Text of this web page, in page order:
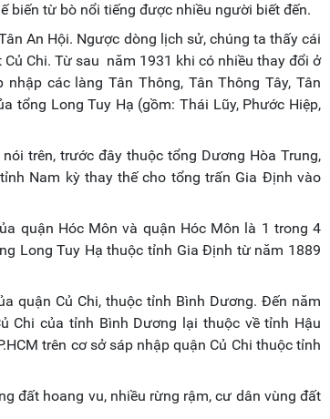
biến từ bò nổi tiếng được nhiều người biết đến.
An Hội. Ngược dòng lịch sử, chúng ta thấy cái
Chi. Từ sau năm 1931 khi có nhiều thay đổi ở
các làng Tân Thông, Tân Thông Tây, Tân
tổng Long Tuy Hạ (gồm: Thái Lũy, Phước Hiệp,
trên, trước đây thuộc tổng Dương Hòa Trung,
Nam kỳ thay thế cho tổng trấn Gia Định vào
quận Hóc Môn và quận Hóc Môn là 1 trong 4
Long Tuy Hạ thuộc tỉnh Gia Định từ năm 1889
quận Củ Chi, thuộc tỉnh Bình Dương. Đến năm
Chi của tỉnh Bình Dương lại thuộc về tỉnh Hậu
trên cơ sở sáp nhập quận Củ Chi thuộc tỉnh
đất hoang vu, nhiều rừng rậm, cư dân vùng đất